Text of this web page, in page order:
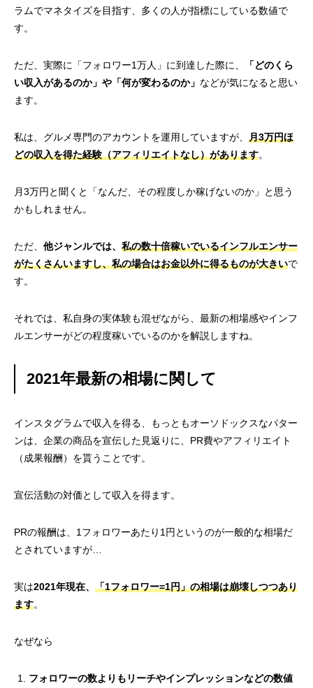
ラムでマネタイズを目指す、多くの人が指標にしている数値で
す。
ただ、実際に「フォロワー1万人」に到達した際に、
「どのくら
い収入があるのか」や「何が変わるのか」 などが気になると思い
ます。
私は、グルメ専門のアカウントを運用していますが、 月3万円ほ
どの収入を得た経験（アフィリエイトなし）があります。
月3万円と聞くと「なんだ、その程度しか稼げないのか」と思う
かもしれません。
ただ、 他ジャンルでは、 私の数十倍稼いでいるインフルエンサー
がたくさんいますし、私の場合はお金以外に得るものが大きいで
す。
それでは、私自身の実体験も混ぜながら、最新の相場感やインフ
ルエンサーがどの程度稼いでいるのかを解説しますね。
2021年最新の相場に関して
インスタグラムで収入を得る、もっともオーソドックスなパター
ンは、企業の商品を宣伝した見返りに、PR費やアフィリエイト
（成果報酬）を貰うことです。
宣伝活動の対価として収入を得ます。
PRの報酬は、1フォロワーあたり1円というのが一般的な相場だ
とされていますが…
実は2021年現在、 「1フォロワー=1円」の相場は崩壊しつつあり
ます。
なぜなら
フォロワーの数よりもリーチやインプレッションなどの数値